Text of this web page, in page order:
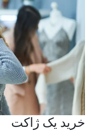
خرید یک ژاکت